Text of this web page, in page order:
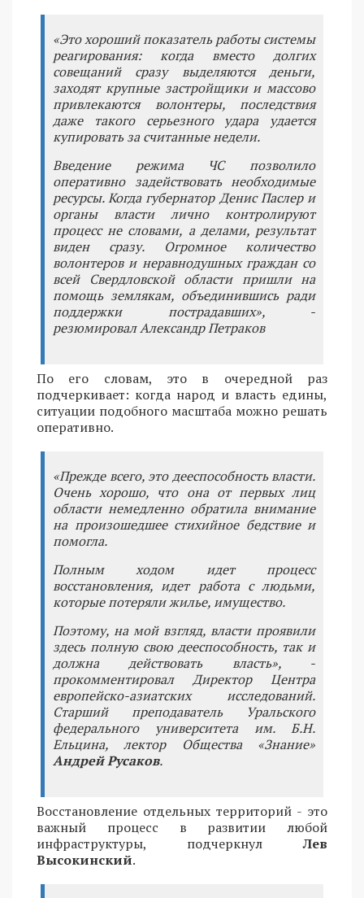
«Это хороший показатель работы системы
реагирования: когда вместо долгих
совещаний сразу выделяются деньги,
заходят крупные застройщики и массово
привлекаются волонтеры, последствия
даже такого серьезного удара удается
купировать за считанные недели.
Введение режима ЧС позволило
оперативно задействовать необходимые
ресурсы. Когда губернатор Денис Паслер и
органы власти лично контролируют
процесс не словами, а делами, результат
виден сразу. Огромное количество
волонтеров и неравнодушных граждан со
всей Свердловской области пришли на
помощь землякам, объединившись ради
поддержки пострадавших», -
резюмировал Александр Петраков
По его словам, это в очередной раз
подчеркивает: когда народ и власть едины,
ситуации подобного масштаба можно решать
оперативно.
«Прежде всего, это дееспособность власти.
Очень хорошо, что она от первых лиц
области немедленно обратила внимание
на произошедшее стихийное бедствие и
помогла.
Полным ходом идет процесс
восстановления, идет работа с людьми,
которые потеряли жилье, имущество.
Поэтому, на мой взгляд, власти проявили
здесь полную свою дееспособность, так и
должна действовать власть», -
прокомментировал Директор Центра
европейско-азиатских исследований.
Старший преподаватель Уральского
федерального университета им. Б.Н.
Ельцина, лектор Общества «Знание»
Андрей Русаков.
Восстановление отдельных территорий - это
важный процесс в развитии любой
инфраструктуры, подчеркнулЛев
Высокинский.